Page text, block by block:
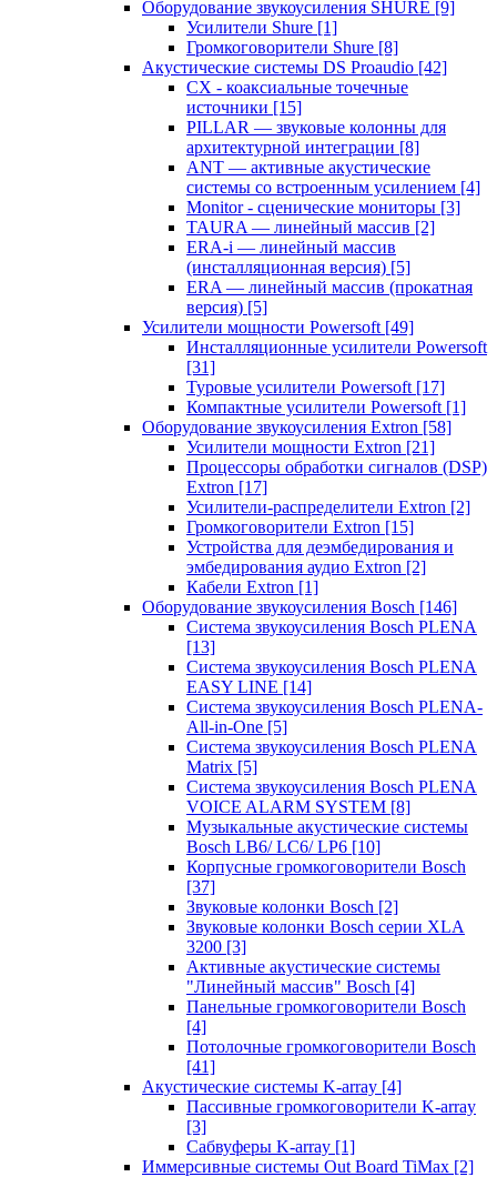
Оборудование звукоусиления SHURE [9]
Усилители Shure [1]
Громкоговорители Shure [8]
Акустические системы DS Proaudio [42]
CX - коаксиальные точечные
источники [15]
PILLAR — звуковые колонны для
архитектурной интеграции [8]
ANT — активные акустические
системы со встроенным усилением [4]
Monitor - сценические мониторы [3]
TAURA — линейный массив [2]
ERA-i — линейный массив
(инсталляционная версия) [5]
ERA — линейный массив (прокатная
версия) [5]
Усилители мощности Powersoft [49]
Инсталляционные усилители Powersoft
[31]
Туровые усилители Powersoft [17]
Компактные усилители Powersoft [1]
Оборудование звукоусиления Extron [58]
Усилители мощности Extron [21]
Процессоры обработки сигналов (DSP)
Extron [17]
Усилители-распределители Extron [2]
Громкоговорители Extron [15]
Устройства для деэмбедирования и
эмбедирования аудио Extron [2]
Кабели Extron [1]
Оборудование звукоусиления Bosch [146]
Система звукоусиления Bosch PLENA
[13]
Система звукоусиления Bosch PLENA
EASY LINE [14]
Система звукоусиления Bosch PLENA-
All-in-One [5]
Система звукоусиления Bosch PLENA
Matrix [5]
Система звукоусиления Bosch PLENA
VOICE ALARM SYSTEM [8]
Музыкальные акустические системы
Bosch LB6/ LC6/ LP6 [10]
Корпусные громкоговорители Bosch
[37]
Звуковые колонки Bosch [2]
Звуковые колонки Bosch серии XLA
3200 [3]
Активные акустические системы
"Линейный массив" Bosch [4]
Панельные громкоговорители Bosch
[4]
Потолочные громкоговорители Bosch
[41]
Акустические системы K-array [4]
Пассивные громкоговорители K-array
[3]
Сабвуферы K-array [1]
Иммерсивные системы Out Board TiMax [2]